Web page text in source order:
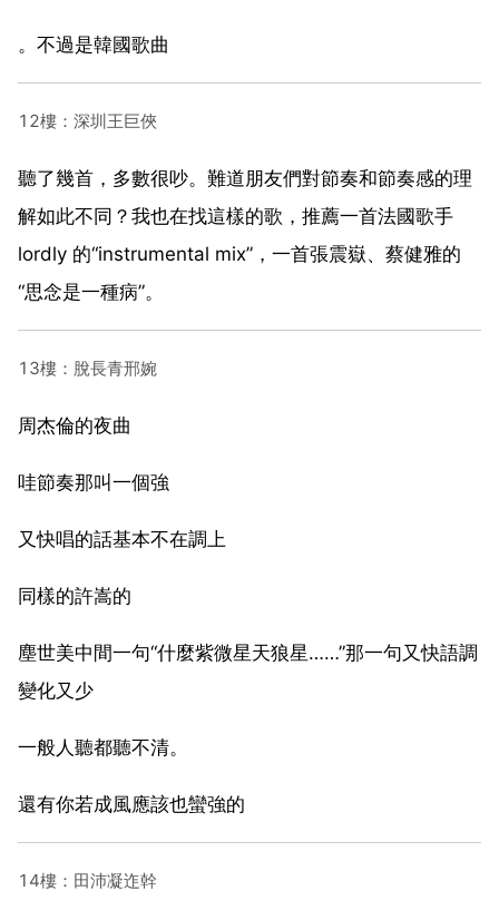
。不過是韓國歌曲
12樓：深圳王巨俠
聽了幾首，多數很吵。難道朋友們對節奏和節奏感的理
解如此不同？我也在找這樣的歌，推薦一首法國歌手
lordly 的“instrumental mix”，一首張震嶽、蔡健雅的
“思念是一種病”。
13樓：脫長青邢婉
周杰倫的夜曲
哇節奏那叫一個強
又快唱的話基本不在調上
同樣的許嵩的
塵世美中間一句“什麼紫微星天狼星……”那一句又快語調
變化又少
一般人聽都聽不清。
還有你若成風應該也蠻強的
14樓：田沛凝迮幹